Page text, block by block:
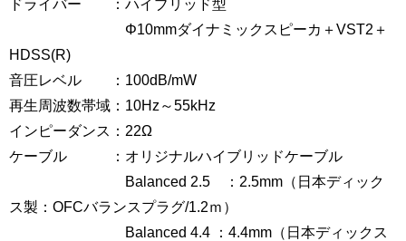
ドライバー ：ハイブリッド型
Φ10mmダイナミックスピーカ＋VST2＋
HDSS(R)
音圧レベル ：100dB/mW
再生周波数帯域：10Hz～55kHz
インピーダンス：22Ω
ケーブル ：オリジナルハイブリッドケーブル
Balanced 2.5 ：2.5mm（日本ディック
ス製：OFCバランスプラグ/1.2ｍ）
Balanced 4.4 ：4.4mm（日本ディックス